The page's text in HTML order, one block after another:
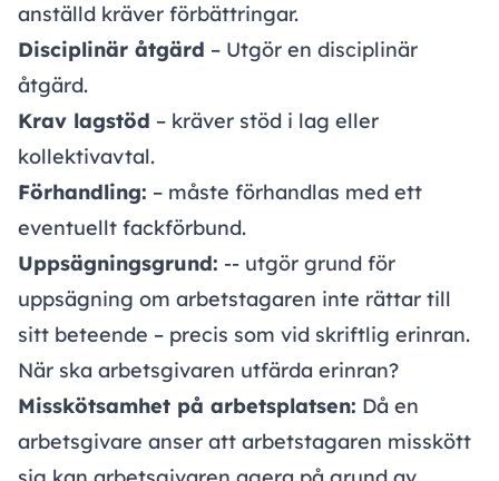
anställd kräver förbättringar.
Disciplinär åtgärd – Utgör en disciplinär
åtgärd.
Krav lagstöd – kräver stöd i lag eller
kollektivavtal.
Förhandling: – måste förhandlas med ett
eventuellt fackförbund.
Uppsägningsgrund: -- utgör grund för
uppsägning om arbetstagaren inte rättar till
sitt beteende – precis som vid skriftlig erinran.
När ska arbetsgivaren utfärda erinran?
Misskötsamhet på arbetsplatsen: Då en
arbetsgivare anser att arbetstagaren misskött